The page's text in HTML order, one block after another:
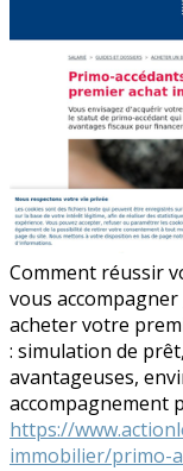
Comment réussir
vous
acheter votre
: simulation de
avantageuses,
accompagnement
https://
immobilier/primo-